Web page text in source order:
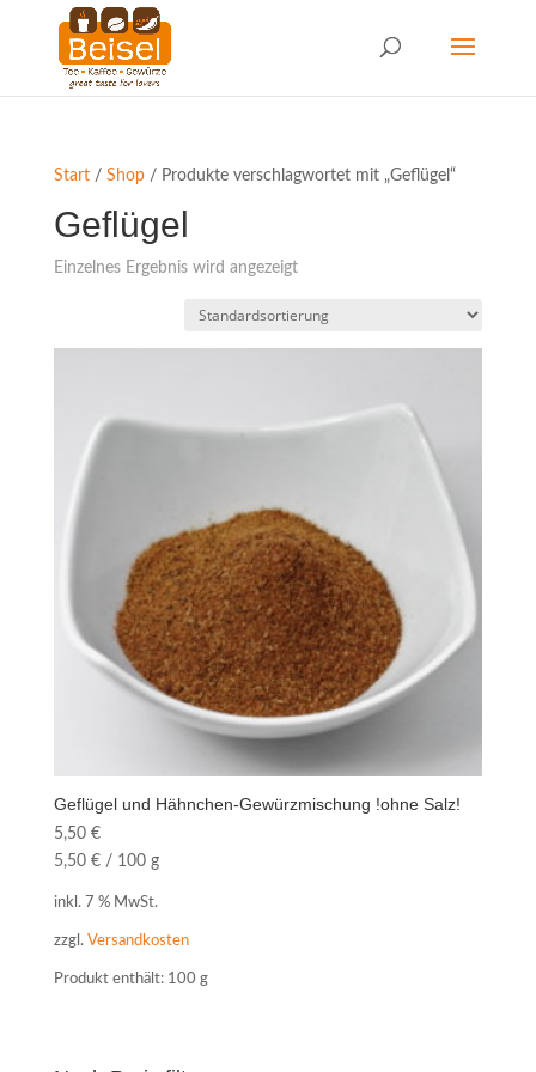
Start/ Shop/ Produkte verschlagwortet mit „Geflügel“
Geflügel
Einzelnes Ergebnis wird angezeigt
Geflügel und Hähnchen-Gewürzmischung !ohne Salz!
5,50 €
5,50 €/ 100 g
inkl. 7 % MwSt.
zzgl. Versandkosten
Produkt enthält: 100 g